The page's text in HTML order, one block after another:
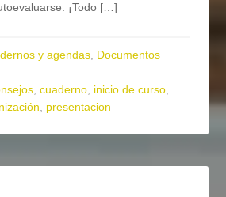
¡Todo […]
y agendas, Documentos
,cuaderno, inicio de curso,
, presentacion